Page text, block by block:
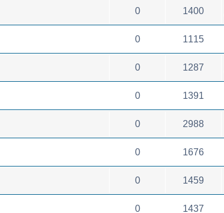
0 1400
0 1115
0 1287
0 1391
0 2988
0 1676
0 1459
0 1437